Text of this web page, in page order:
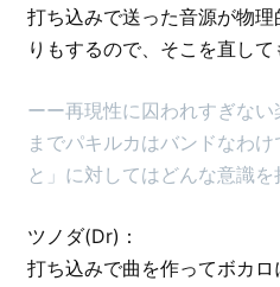
打ち込みで送った音源が物
りもするので、そこを直して
ーー再現性に囚われすぎな
までパキルカはバンドなわ
と」に対してはどんな意識を
ツノダ(Dr)：
打ち込みで曲を作ってボカ